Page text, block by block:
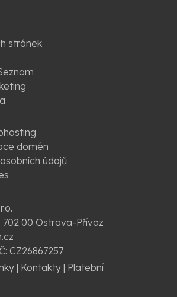
stránek
domén
údajů
00 Ostrava-Přívoz
CZ26867257
| Kontakty | Platební